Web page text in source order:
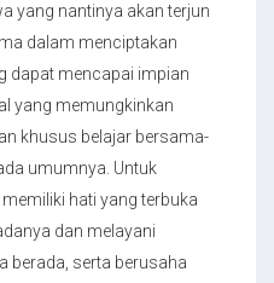
yang nantinya akan terjun
dalam menciptakan
dapat mencapai impian
yang memungkinkan
khusus belajar bersama-
umumnya. Untuk
hati yang terbuka
dan melayani
berada, serta berusaha